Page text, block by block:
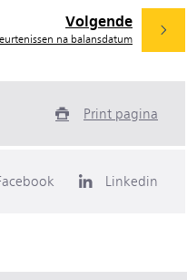
Volgende
na balansdatum
Print pagina
Linkedin